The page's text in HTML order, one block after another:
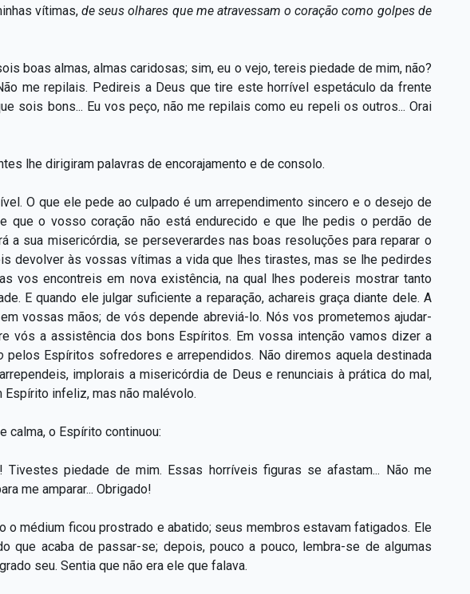
vítimas, de seus olhares que me atravessam o coração como golpes de
boas almas, almas caridosas; sim, eu o vejo, tereis piedade de mim, não?
me repilais. Pedireis a Deus que tire este horrível espetáculo da frente
sois bons... Eu vos peço, não me repilais como eu repeli os outros... Orai
lhe dirigiram palavras de encorajamento e de consolo.
O que ele pede ao culpado é um arrependimento sincero e o desejo de
que o vosso coração não está endurecido e que lhe pedis o perdão de
a sua misericórdia, se perseverardes nas boas resoluções para reparar o
devolver às vossas vítimas a vida que lhes tirastes, mas se lhe pedirdes
vos encontreis em nova existência, na qual lhes podereis mostrar tanto
E quando ele julgar suficiente a reparação, achareis graça diante dele. A
vossas mãos; de vós depende abreviá-lo. Nós vos prometemos ajudar-
vós a assistência dos bons Espíritos. Em vossa intenção vamos dizer a
pelos Espíritos sofredores e arrependidos. Não diremos aquela destinada
implorais a misericórdia de Deus e renunciais à prática do mal,
infeliz, mas não malévolo.
calma, o Espírito continuou:
Tivestes piedade de mim. Essas horríveis figuras se afastam... Não me
me amparar... Obrigado!
o médium ficou prostrado e abatido; seus membros estavam fatigados. Ele
que acaba de passar-se; depois, pouco a pouco, lembra-se de algumas
seu. Sentia que não era ele que falava.